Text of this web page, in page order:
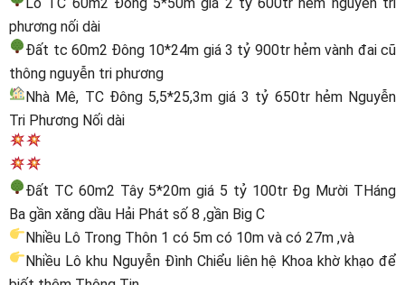
phương nối dài
Đất tc 60m2 Đông 10*24m giá 3 tỷ 900tr hẻm vành đai cũ
thông nguyễn tri phương
Nhà Mê, TC Đông 5,5*25,3m giá 3 tỷ 650tr hẻm Nguyễn
Tri Phương Nối dài
Đất TC 60m2 Tây 5*20m giá 5 tỷ 100tr Đg Mười THáng
Ba gần xăng dầu Hải Phát số 8 ,gần Big C
Nhiều Lô Trong Thôn 1 có 5m có 10m và có 27m ,và
Nhiều Lô khu Nguyễn Đình Chiểu liên hệ Khoa khờ khạo để